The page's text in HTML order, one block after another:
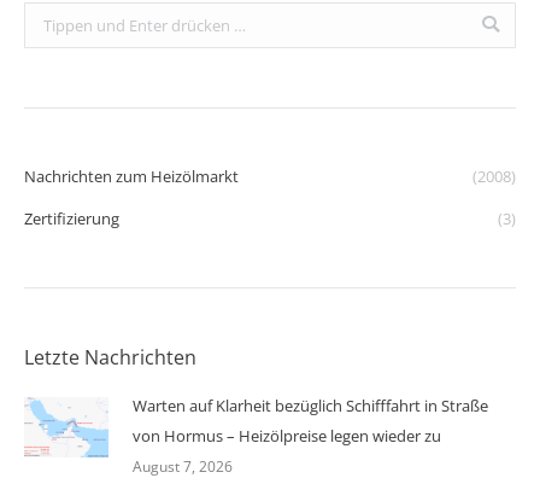
Search:
Nachrichten zum Heizölmarkt
(2008)
Zertifizierung
(3)
Letzte Nachrichten
Warten auf Klarheit bezüglich Schifffahrt in Straße
von Hormus – Heizölpreise legen wieder zu
August 7, 2026